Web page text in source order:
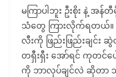
မကြာပါဘူး ဦးစိုး နဲ့ အ
သံတွေ ကြားလိုက်ရတယ်။
လီးကို ဖြည်းဖြည်းချင်
တရှီးရှီး အော်ရင် ကုတင်ပ
ကို ဘာလုပ်ချင်လဲ ဆိုတာ